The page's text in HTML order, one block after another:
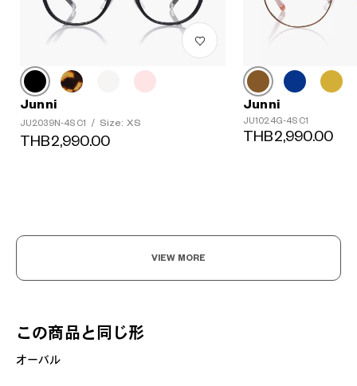
Junni
JU2039N-4S C1 / Size: XS
THB2,990.00
Junni
JU1024G-4S C1
THB2,990.00
VIEW MORE
この商品と同じ形
オーバル